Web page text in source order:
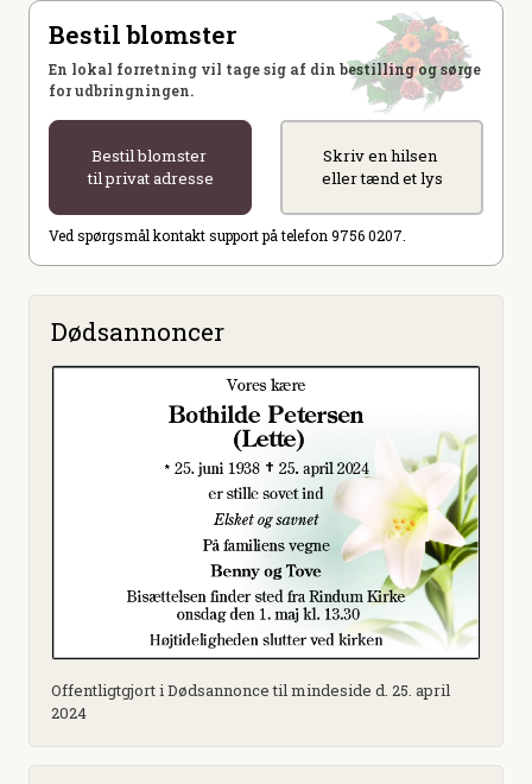
Bestil blomster
En lokal forretning vil tage sig af din bestilling og sørge
for udbringningen.
Bestil blomster
til privat adresse
Skriv en hilsen
eller tænd et lys
Ved spørgsmål kontakt support på telefon 9756 0207.
Dødsannoncer
Offentligtgjort i Dødsannonce til mindeside d. 25. april
2024